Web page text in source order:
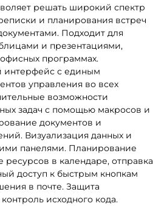
решать широкий спектр
и планирования встреч
Подходит для
и презентациями,
программах.
интерфейс с единым
управления во всех
возможности
задач с помощью макросов и
документов и
Визуализация данных и
панелями. Планирование
ресурсов в календаре, отправка
доступ к быстрым кнопкам
в почте. Защита
исходного кода.